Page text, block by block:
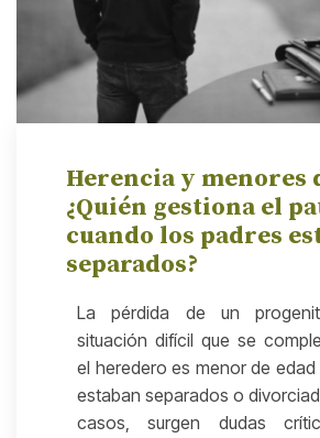
Herencia y menores
¿Quién gestiona el
cuando los padres
separados?
La pérdida de un
situación difícil que se
el heredero es menor de edad
estaban separados o
casos, surgen dudas